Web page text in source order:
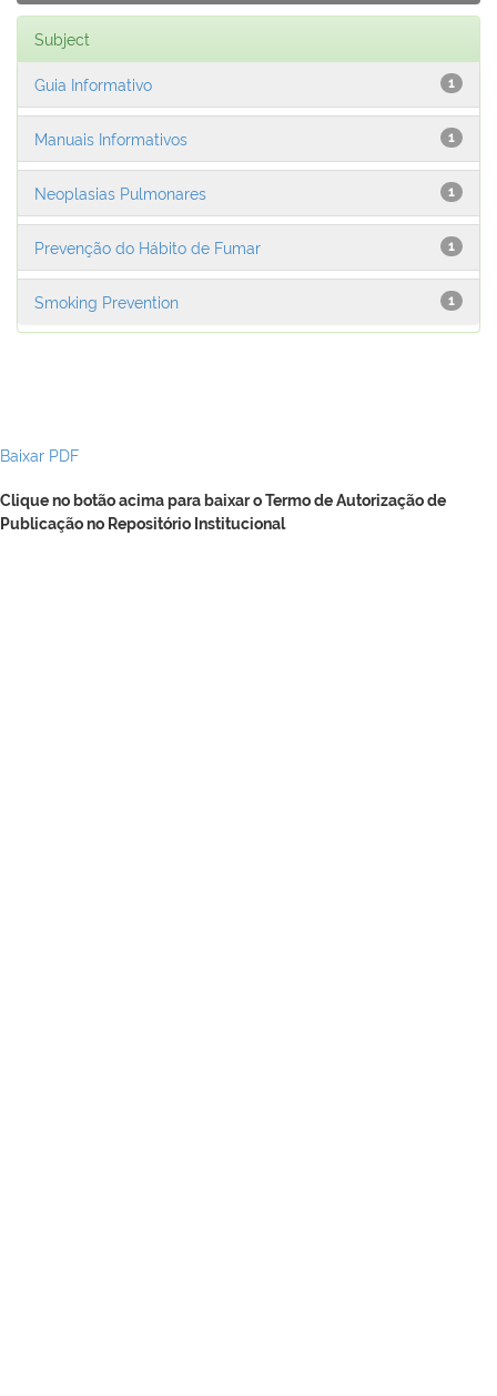
Subject
1
Guia Informativo
1
Manuais Informativos
1
Neoplasias Pulmonares
1
Prevenção do Hábito de Fumar
1
Smoking Prevention
Baixar PDF
Clique no botão acima para baixar o Termo de Autorização de
Publicação no Repositório Institucional